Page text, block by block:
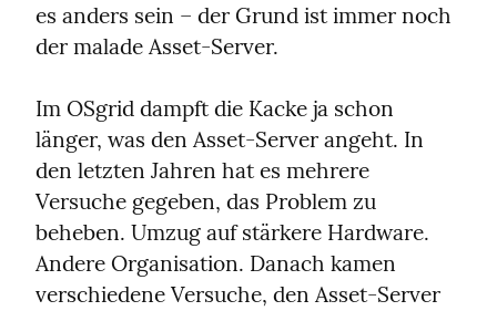
es anders sein – der Grund ist immer noch
der malade Asset-Server.
Im OSgrid dampft die Kacke ja schon
länger, was den Asset-Server angeht. In
den letzten Jahren hat es mehrere
Versuche gegeben, das Problem zu
beheben. Umzug auf stärkere Hardware.
Andere Organisation. Danach kamen
verschiedene Versuche, den Asset-Server